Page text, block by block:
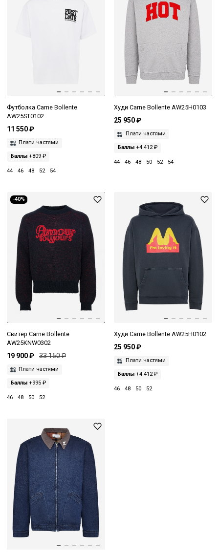
Футболка Carne Bollente
AW25ST0102
11 550 ₽
Плати частями
Баллы +809 ₽
44 46 48 52 54
Худи Carne Bollente AW25H0103
25 950 ₽
Плати частями
Баллы+4 412 ₽
44 46 48 50 52 54
-40%
Свитер Carne Bollente
AW25KNW0302
19 900 ₽ 33 150 ₽
Плати частями
Баллы +995 ₽
46 48 50 52
Худи Carne Bollente AW25H0102
25 950 ₽
Плати частями
Баллы+4 412 ₽
46 48 50 52